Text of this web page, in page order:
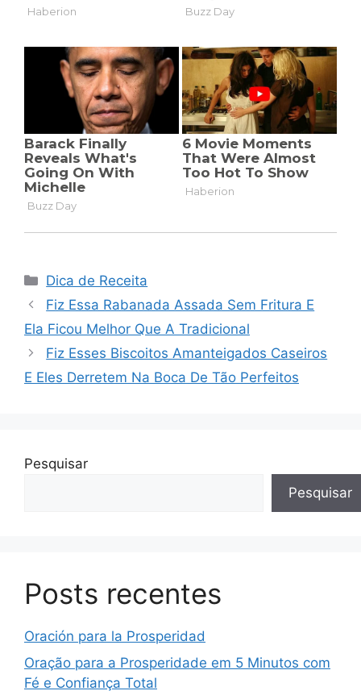
Categorias
Dica de Receita
Fiz Essa Rabanada Assada Sem Fritura E
Ela Ficou Melhor Que A Tradicional
Fiz Esses Biscoitos Amanteigados Caseiros
E Eles Derretem Na Boca De Tão Perfeitos
Pesquisar
Pesquisar
Posts recentes
Oración para la Prosperidad
Oração para a Prosperidade em 5 Minutos com
Fé e Confiança Total